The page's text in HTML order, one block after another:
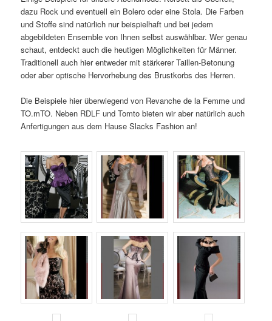
dazu Rock und eventuell ein Bolero oder eine Stola. Die Farben
und Stoffe sind natürlich nur beispielhaft und bei jedem
abgebildeten Ensemble von Ihnen selbst auswählbar. Wer genau
schaut, entdeckt auch die heutigen Möglichkeiten für Männer.
Traditionell auch hier entweder mit stärkerer Taillen-Betonung
oder aber optische Hervorhebung des Brustkorbs des Herren.
Die Beispiele hier überwiegend von Revanche de la Femme und
TO.mTO. Neben RDLF und Tomto bieten wir aber natürlich auch
Anfertigungen aus dem Hause Slacks Fashion an!